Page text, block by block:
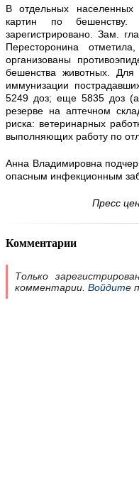
В отдельных населенных
картин по бешенству.
зарегистрировано. Зам.
Пересторонина
организованы
бешенства животных. Для
иммунизации
5249 доз; еще 5835 доз
резерве на аптечном
риска: ветеринарных
выполняющих работу по
Анна Владимировна
опасным инфекционным
Пресс
Комментарии
Только
комментарии. Войдите